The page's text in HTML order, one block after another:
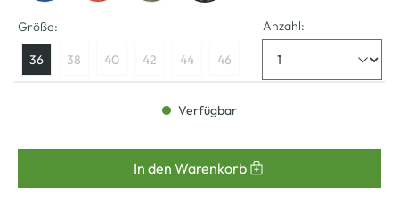
Größe:
36 38 40 42 44 46
Anzahl:
Verfügbar
In den Warenkorb